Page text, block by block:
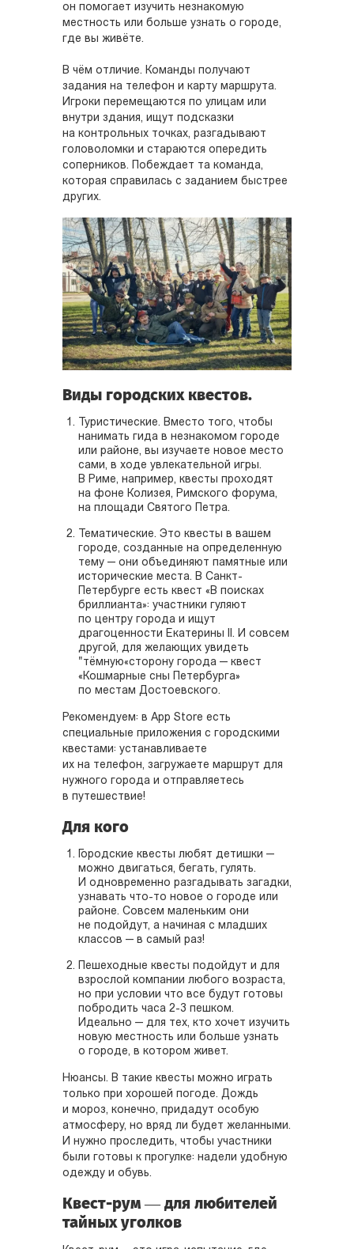
он помогает изучить незнакомую
местность или больше узнать о городе,
где вы живёте.
В чём отличие. Команды получают
задания на телефон и карту маршрута.
Игроки перемещаются по улицам или
внутри здания, ищут подсказки
на контрольных точках, разгадывают
головоломки и стараются опередить
соперников. Побеждает та команда,
которая справилась с заданием быстрее
других.
Виды городских квестов.
Туристические. Вместо того, чтобы
нанимать гида в незнакомом городе
или районе, вы изучаете новое место
сами, в ходе увлекательной игры.
В Риме, например, квесты проходят
на фоне Колизея, Римского форума,
на площади Святого Петра.
Тематические. Это квесты в вашем
городе, созданные на определенную
тему — они объединяют памятные или
исторические места. В Санкт-
Петербурге есть квест «В поисках
бриллианта»: участники гуляют
по центру города и ищут
драгоценности Екатерины II. И совсем
другой, для желающих увидеть
"тёмную«сторону города — квест
«Кошмарные сны Петербурга»
по местам Достоевского.
Рекомендуем: в App Store есть
специальные приложения с городскими
квестами: устанавливаете
их на телефон, загружаете маршрут для
нужного города и отправляетесь
в путешествие!
Для кого
Городские квесты любят детишки —
можно двигаться, бегать, гулять.
И одновременно разгадывать загадки,
узнавать что-то новое о городе или
районе. Совсем маленьким они
не подойдут, а начиная с младших
классов — в самый раз!
Пешеходные квесты подойдут и для
взрослой компании любого возраста,
но при условии что все будут готовы
побродить часа 2-3 пешком.
Идеально — для тех, кто хочет изучить
новую местность или больше узнать
о городе, в котором живет.
Нюансы. В такие квесты можно играть
только при хорошей погоде. Дождь
и мороз, конечно, придадут особую
атмосферу, но вряд ли будет желанными.
И нужно проследить, чтобы участники
были готовы к прогулке: надели удобную
одежду и обувь.
Квест-рум — для любителей
тайных уголков